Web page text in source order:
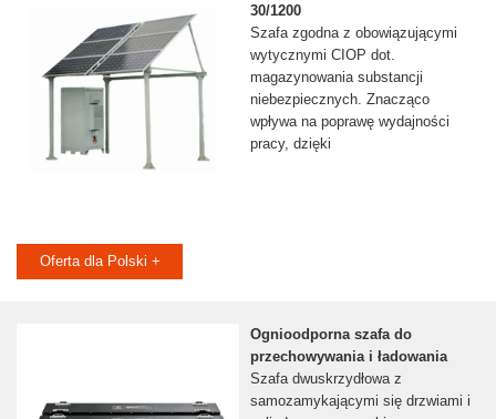
30/1200
Szafa zgodna z obowiązującymi
wytycznymi CIOP dot.
magazynowania substancji
niebezpiecznych. Znacząco
wpływa na poprawę wydajności
pracy, dzięki
Oferta dla Polski +
Ognioodporna szafa do
przechowywania i ładowania
Szafa dwuskrzydłowa z
samozamykającymi się drzwiami i